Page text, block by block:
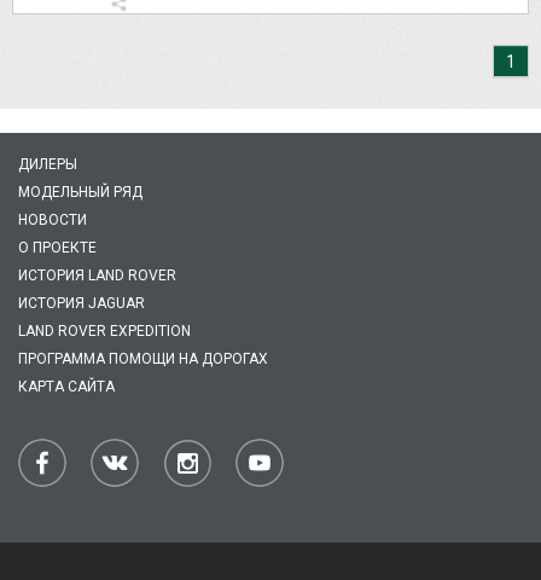
1
ДИЛЕРЫ
МОДЕЛЬНЫЙ РЯД
НОВОСТИ
О ПРОЕКТЕ
ИСТОРИЯ LAND ROVER
ИСТОРИЯ JAGUAR
LAND ROVER EXPEDITION
ПРОГРАММА ПОМОЩИ НА ДОРОГАХ
КАРТА САЙТА